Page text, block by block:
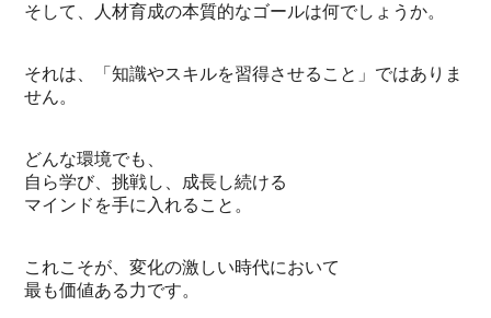
そして、人材育成の本質的なゴールは何でしょうか。
それは、「知識やスキルを習得させること」ではありま
せん。
どんな環境でも、
自ら学び、挑戦し、成長し続ける
マインドを手に入れること。
これこそが、変化の激しい時代において
最も価値ある力です。